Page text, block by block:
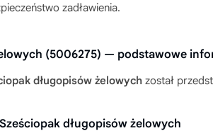
zadławienia.
(5006275) — podstawowe
długopisów żelowych został
długopisów żelowych